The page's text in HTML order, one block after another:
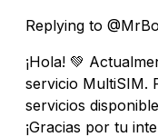
Replying to
¡Hola! 💚
servicio MultiSIM.
servicios
¡Gracias por tu